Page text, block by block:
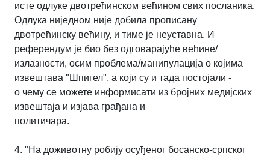
исте одлуке двотрећинском већином свих посланика.
Одлука ниједном није добила прописану
двотрећинску већину, и тиме је неуставна. И
референдум је био без одговарајуће већине/
излазности, осим проблема/манипулација о којима
извештава "Шпигел", а који су и тада постојали -
о чему се можете информисати из бројних медијских
извештаја и изјава грађана и
политичара.
4. "На доживотну робију осуђеног босанско-српског